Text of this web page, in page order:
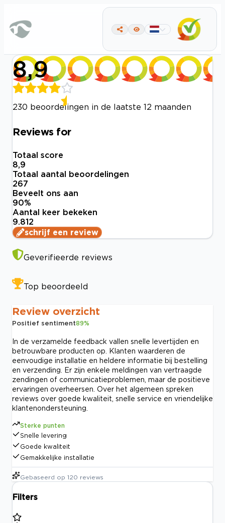
8,9
230 beoordelingen in de laatste 12 maanden
Reviews for
Totaal score
8,9
Totaal aantal beoordelingen
267
Beveelt ons aan
90%
Aantal keer bekeken
9.812
schrijf een review
Geverifieerde reviews
Top beoordeeld
Review overzicht
Positief sentiment89%
In de verzamelde feedback vallen snelle levertijden en
betrouwbare producten op. Klanten waarderen de
eenvoudige installatie en heldere informatie bij bestelling
en verzending. Er zijn enkele meldingen van vertraagde
zendingen of communicatieproblemen, maar de positieve
ervaringen overheersen. Over het algemeen spreken
reviews over goede kwaliteit, snelle service en vriendelijke
klantenondersteuning.
Sterke punten
Snelle levering
Goede kwaliteit
Gemakkelijke installatie
Gebaseerd op 120 reviews
Filters